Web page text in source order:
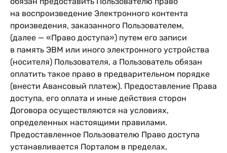
на воспроизведение Электронного контента
произведения, заказанного Пользователем,
(далее — «Право доступа») путем его записи
в память ЭВМ или иного электронного устройства
(носителя) Пользователя, а Пользователь обязан
оплатить такое право в предварительном порядке
(внести Авансовый платеж). Предоставление Права
доступа, его оплата и иные действия сторон
Договора осуществляются на условиях,
определенных настоящими правилами.
Предоставленное Пользователю Право доступа
устанавливается Порталом в пределах,